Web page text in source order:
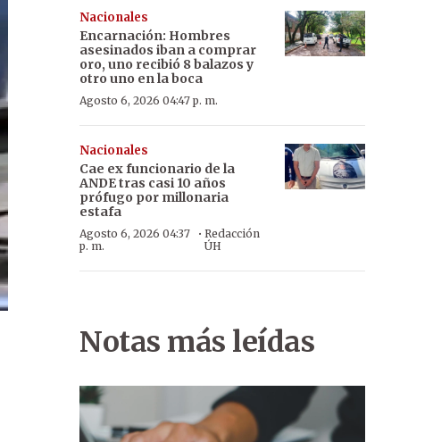
Nacionales
Encarnación: Hombres
asesinados iban a comprar
oro, uno recibió 8 balazos y
otro uno en la boca
Agosto 6, 2026 04:47 p. m.
Nacionales
Cae ex funcionario de la
ANDE tras casi 10 años
prófugo por millonaria
estafa
Agosto 6, 2026 04:37
p. m.
· Redacción
ÚH
Notas más leídas